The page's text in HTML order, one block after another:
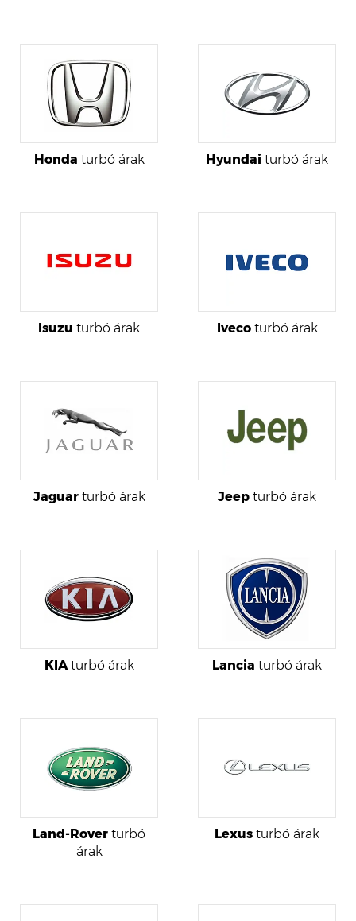
Honda turbó árak Hyundai turbó árak
Isuzu turbó árak Ivecoturbó árak
Jaguarturbó árak Jeep turbó árak
KIAturbó árak Lancia turbó árak
Land-Rover turbó
árak
Lexus turbó árak